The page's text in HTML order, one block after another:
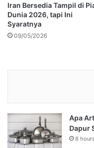
Iran Bersedia Tampil di
Dunia 2026, tapi Ini
Syaratnya
09/05/2026
Apa
Dapur
8